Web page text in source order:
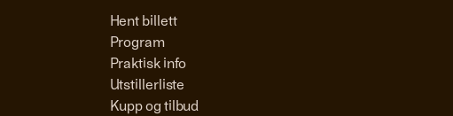
Hent billett
Program
Praktisk info
Utstillerliste
Kupp og tilbud